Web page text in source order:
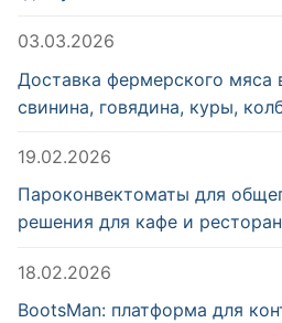
03.03.2026
Доставка фермерского
свинина, говядина, куры,
19.02.2026
Пароконвектоматы для
решения для кафе и
18.02.2026
BootsMan: платформа для